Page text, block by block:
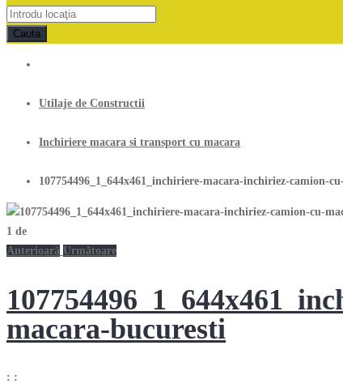
Cauta
Utilaje de Constructii
Inchiriere macara si transport cu macara
107754496_1_644x461_inchiriere-macara-inchiriez-camion-
1 de
Anterioară Următoare
macara-bucuresti
: :